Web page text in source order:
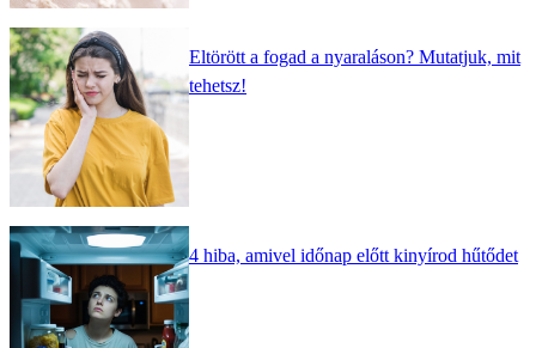
Eltörött a fogad a nyaraláson? Mutatjuk, mit
tehetsz!
4 hiba, amivel időnap előtt kinyírod hűtődet